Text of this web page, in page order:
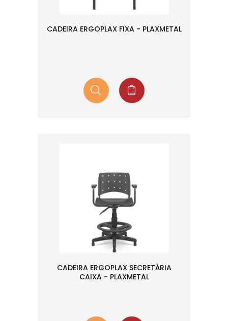
CADEIRA ERGOPLAX FIXA - PLAXMETAL
CADEIRA ERGOPLAX SECRETÁRIA
CAIXA - PLAXMETAL